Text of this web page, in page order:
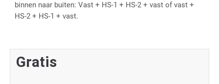
binnen naar buiten: Vast + HS-1 + HS-2 + vast of vast +
HS-2 + HS-1 + vast.
Gratis